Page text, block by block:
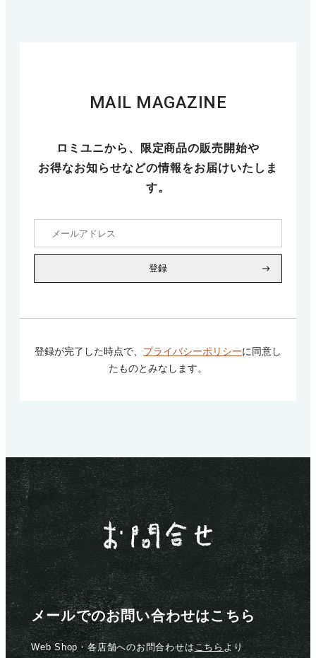
MAIL MAGAZINE
ロミユニから、限定商品の販売開始や
お得なお知らせなどの情報をお届けいたしま
す。
登録
登録が完了した時点で、 プライバシーポリシーに同意し
たものとみなします。
メールでのお問い合わせはこちら
Web Shop・各店舗へのお問合わせはこちら より